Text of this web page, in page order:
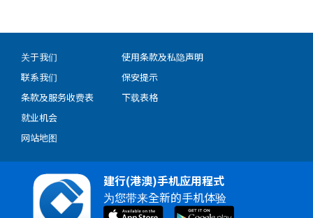
关于我们
联系我们
条款及服务收费表
就业机会
网站地图
使用条款及私隐声明
保安提示
下载表格
建行(港澳)手机应用程式
为您带来全新的手机体验